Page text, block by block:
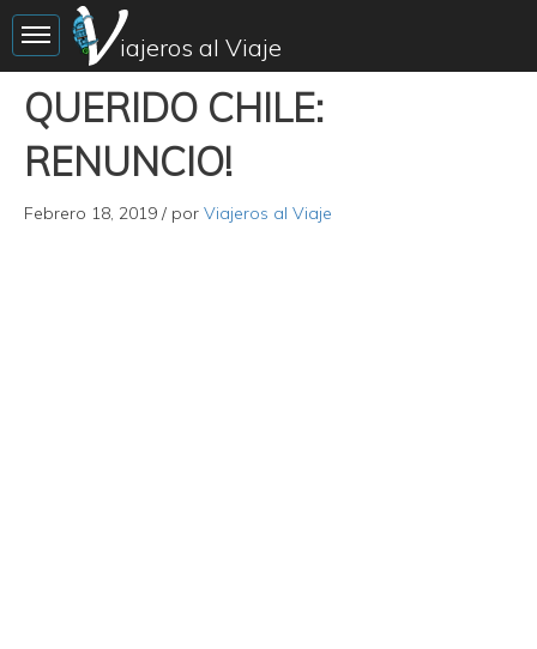
Toggle sidebar
iajeros al Viaje
QUERIDO CHILE:
RENUNCIO!
Febrero 18, 2019 / por Viajeros al Viaje